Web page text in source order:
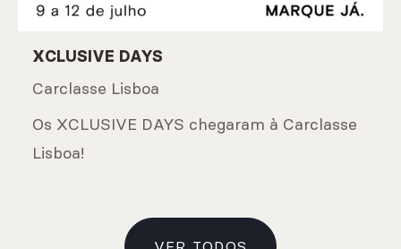
XCLUSIVE DAYS
Carclasse Lisboa
Os XCLUSIVE DAYS chegaram à Carclasse
Lisboa!